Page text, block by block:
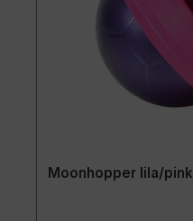
Moonhopper lila/pink